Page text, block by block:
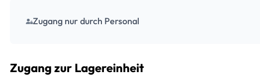
Zugang nur durch Personal
Zugang zur Lagereinheit